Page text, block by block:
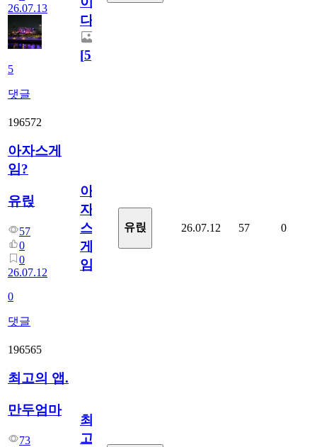
26.07.13
5
댓글
다.
[5]
196572
아자스게
임?
유릱
57
0
0
26.07.12
0
댓글
아
자
스
게
임?
유릱 26.07.12 57 0
196565
최고의 앱.
만두엄마
73
최
고